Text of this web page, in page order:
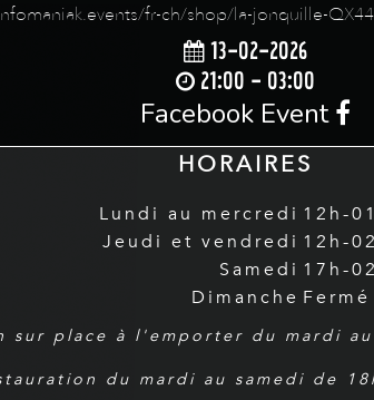
fr-ch/shop/la-jonquille-
13-02-2026
21:00 - 03:00
Facebook Event
HORAIRES
Lundi au mercredi
Jeudi et vendredi
Samedi
Dimanche
12h-
12h-
17h-
Fermé
sur place à l'emporter du mardi
du mardi au samedi de